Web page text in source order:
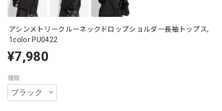
アシンメトリークルーネックドロップショルダー長袖トップス,
1color PU0422
¥7,980
種類